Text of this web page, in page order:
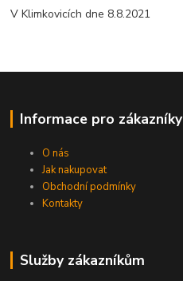
V Klimkovicích dne 8.8.2021
Informace pro zákazníky
O nás
Jak nakupovat
Obchodní podmínky
Kontakty
Služby zákazníkům